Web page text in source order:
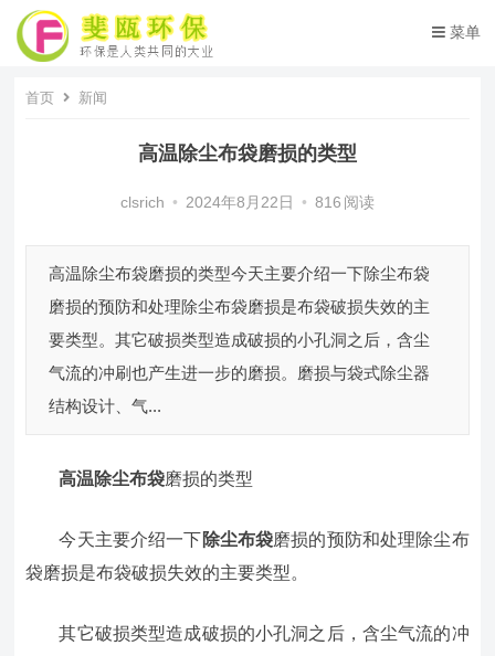
菜单
首页 新闻
高温除尘布袋磨损的类型
clsrich • 2024年8月22日 • 816 阅读
高温除尘布袋磨损的类型今天主要介绍一下除尘布袋
磨损的预防和处理除尘布袋磨损是布袋破损失效的主
要类型。其它破损类型造成破损的小孔洞之后，含尘
气流的冲刷也产生进一步的磨损。磨损与袋式除尘器
结构设计、气...
高温除尘布袋磨损的类型
今天主要介绍一下除尘布袋磨损的预防和处理除尘布
袋磨损是布袋破损失效的主要类型。
其它破损类型造成破损的小孔洞之后，含尘气流的冲